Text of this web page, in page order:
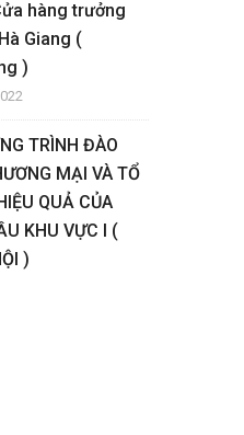
hàng trưởng
Giang (
)
TRÌNH ĐÀO
MẠI VÀ TỔ
QUẢ CỦA
KHU VỰC I (
)